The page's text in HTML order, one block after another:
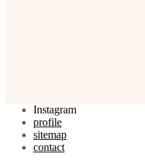
Instagram
profile
sitemap
contact